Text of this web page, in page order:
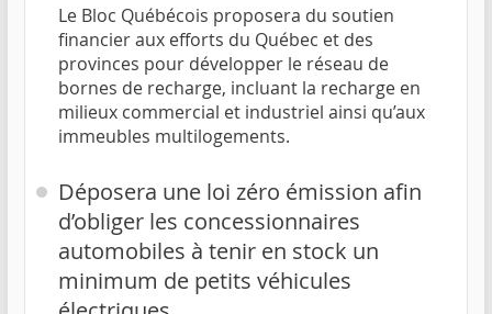
Le Bloc Québécois proposera du soutien
financier aux efforts du Québec et des
provinces pour développer le réseau de
bornes de recharge, incluant la recharge en
milieux commercial et industriel ainsi qu’aux
immeubles multilogements.
Déposera une loi zéro émission afin
d’obliger les concessionnaires
automobiles à tenir en stock un
minimum de petits véhicules